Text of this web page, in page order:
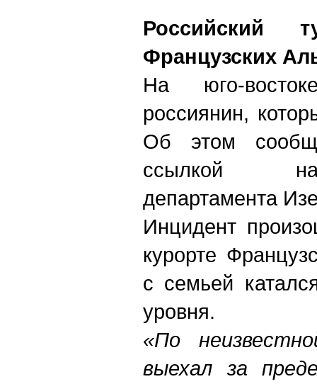
Российский
Французских
На юго-
россиянин,
Об этом
ссылкой
департамента
Инцидент
курорте
с семьей
уровня.
«По
выехал за